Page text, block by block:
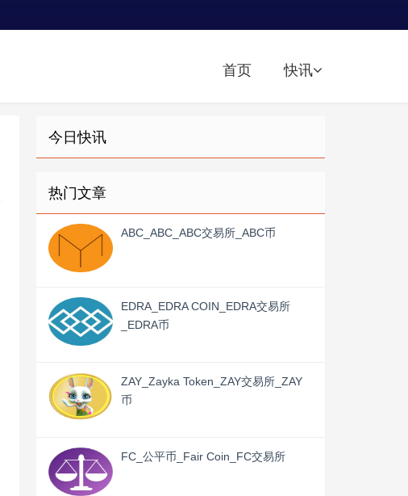
首页 快讯
今日快讯
热门文章
ABC_ABC_ABC交易所_ABC币
EDRA_EDRA COIN_EDRA交易所
_EDRA币
ZAY_Zayka Token_ZAY交易所_ZAY
币
FC_公平币_Fair Coin_FC交易所